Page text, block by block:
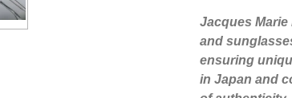
Jacques
and
ensuring
in Japan and